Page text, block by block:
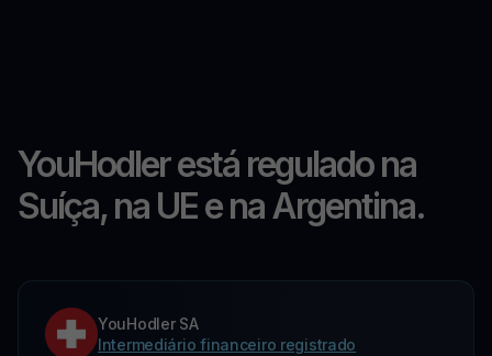
YouHodler está regulado na
Suíça, na UE e na Argentina.
YouHodler SA
Intermediário financeiro registrado